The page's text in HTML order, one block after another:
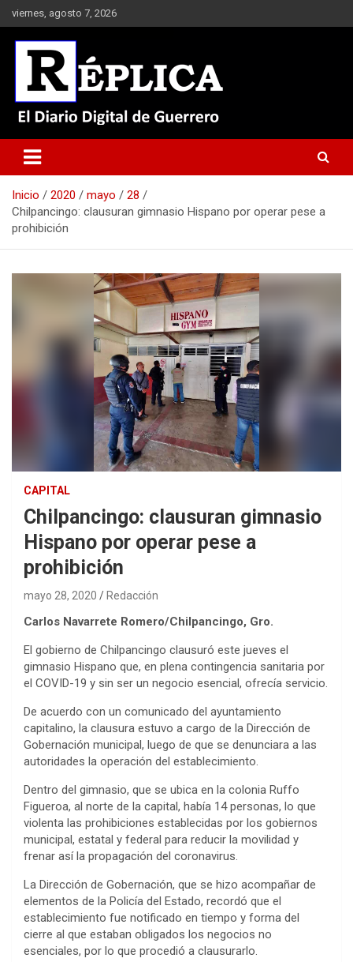
Saltar
al
contenido
viernes, agosto 7, 2026
Réplica
Inicio 2020 mayo
28
Chilpancingo: clausuran gimnasio Hispano por operar pese a
prohibición
CAPITAL
Chilpancingo: clausuran gimnasio
Hispano por operar pese a
prohibición
mayo 28, 2020 Redacción
Carlos Navarrete Romero/Chilpancingo, Gro.
El gobierno de Chilpancingo clausuró este jueves el
gimnasio Hispano que, en plena contingencia sanitaria por
el COVID-19 y sin ser un negocio esencial, ofrecía servicio.
De acuerdo con un comunicado del ayuntamiento
capitalino, la clausura estuvo a cargo de la Dirección de
Gobernación municipal, luego de que se denunciara a las
autoridades la operación del establecimiento.
Dentro del gimnasio, que se ubica en la colonia Ruffo
Figueroa, al norte de la capital, había 14 personas, lo que
violenta las prohibiciones establecidas por los gobiernos
municipal, estatal y federal para reducir la movilidad y
frenar así la propagación del coronavirus.
La Dirección de Gobernación, que se hizo acompañar de
elementos de la Policía del Estado, recordó que el
establecimiento fue notificado en tiempo y forma del
cierre al que estaban obligados los negocios no
esenciales, por lo que procedió a clausurarlo.